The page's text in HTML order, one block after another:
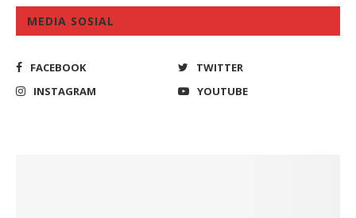
MEDIA SOSIAL
FACEBOOK
TWITTER
INSTAGRAM
YOUTUBE